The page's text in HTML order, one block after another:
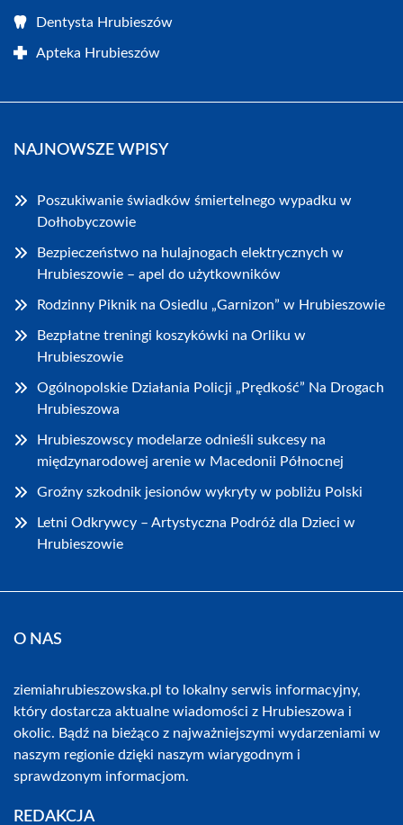
Dentysta Hrubieszów
Apteka Hrubieszów
NAJNOWSZE WPISY
Poszukiwanie świadków śmiertelnego wypadku w
Dołhobyczowie
Bezpieczeństwo na hulajnogach elektrycznych w
Hrubieszowie – apel do użytkowników
Rodzinny Piknik na Osiedlu „Garnizon” w Hrubieszowie
Bezpłatne treningi koszykówki na Orliku w
Hrubieszowie
Ogólnopolskie Działania Policji „Prędkość” Na Drogach
Hrubieszowa
Hrubieszowscy modelarze odnieśli sukcesy na
międzynarodowej arenie w Macedonii Północnej
Groźny szkodnik jesionów wykryty w pobliżu Polski
Letni Odkrywcy – Artystyczna Podróż dla Dzieci w
Hrubieszowie
O NAS
ziemiahrubieszowska.pl to lokalny serwis informacyjny,
który dostarcza aktualne wiadomości z Hrubieszowa i
okolic. Bądź na bieżąco z najważniejszymi wydarzeniami w
naszym regionie dzięki naszym wiarygodnym i
sprawdzonym informacjom.
REDAKCJA